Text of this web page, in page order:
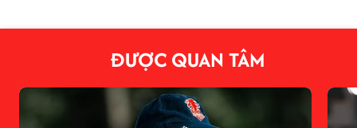
ĐƯỢC QUAN TÂM